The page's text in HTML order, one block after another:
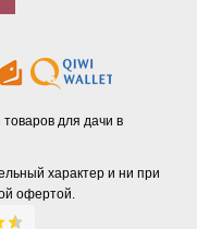
для дачи в
характер и ни при
офертой.